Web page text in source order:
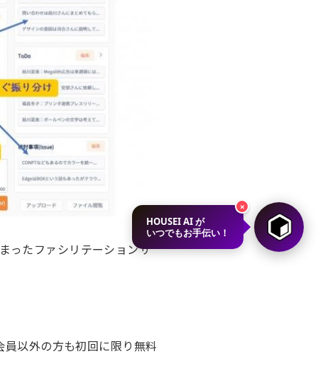
ったファシリテーションサ
以外の方も初回に限り無料
HOUSEI AI が
いつでもお手伝い！
×